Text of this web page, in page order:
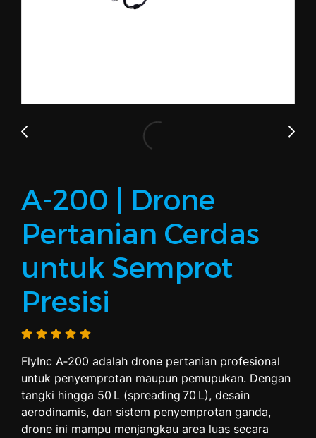
A-200 | Drone
Pertanian Cerdas
untuk Semprot
Presisi
FlyInc A‑200 adalah drone pertanian profesional
untuk penyemprotan maupun pemupukan. Dengan
tangki hingga 50 L (spreading 70 L), desain
aerodinamis, dan sistem penyemprotan ganda,
drone ini mampu menjangkau area luas secara